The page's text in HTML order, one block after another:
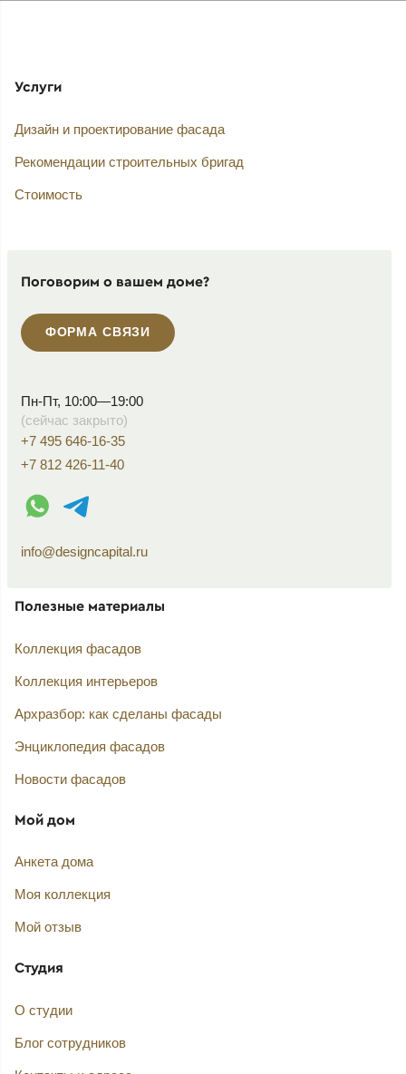
Услуги
Дизайн и проектирование фасада
Рекомендации строительных бригад
Стоимость
Поговорим о вашем доме?
ФОРМА СВЯЗИ
Пн-Пт, 10:00—19:00
(сейчас закрыто)
+7 495 646-16-35
+7 812 426-11-40
WhatsApp контакт
Telegram контакт
info@designcapital.ru
Полезные материалы
Коллекция фасадов
Коллекция интерьеров
Архразбор: как сделаны фасады
Энциклопедия фасадов
Новости фасадов
Мой дом
Анкета дома
Моя коллекция
Мой отзыв
Студия
О студии
Блог сотрудников